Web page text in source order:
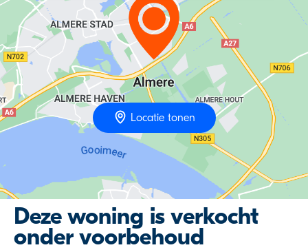
Locatie tonen
Deze woning is verkocht
onder voorbehoud